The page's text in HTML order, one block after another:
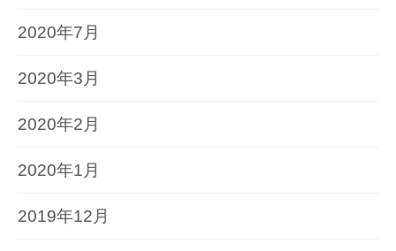
2020年7月
2020年3月
2020年2月
2020年1月
2019年12月